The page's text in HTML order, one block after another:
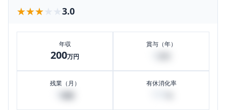
★★★★★
★★★★★ 3.0
年収
200万円
賞与（年）
残業（月） 有休消化率